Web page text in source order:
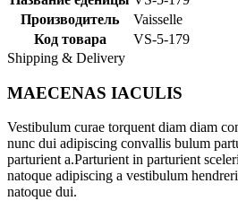
Производитель
Vaisselle
Код товара
VS-5-179
Shipping & Delivery
MAECENAS IACULIS
Vestibulum curae torquent diam diam
nunc dui adipiscing convallis bulum
parturient a.Parturient in parturient
natoque adipiscing a vestibulum
natoque dui.